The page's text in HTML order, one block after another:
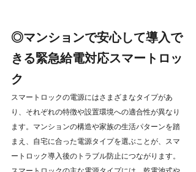
◎マンションで安心して導入で
きる緊急給電対応スマートロッ
ク
スマートロックの電源にはさまざまなタイプがあ
り、それぞれの特徴や設置環境への適合性が異なり
ます。マンションの構造や家族の生活パターンを踏
まえ、自宅に合った電源タイプを選ぶことが、スマ
ートロック導入後のトラブル防止につながります。